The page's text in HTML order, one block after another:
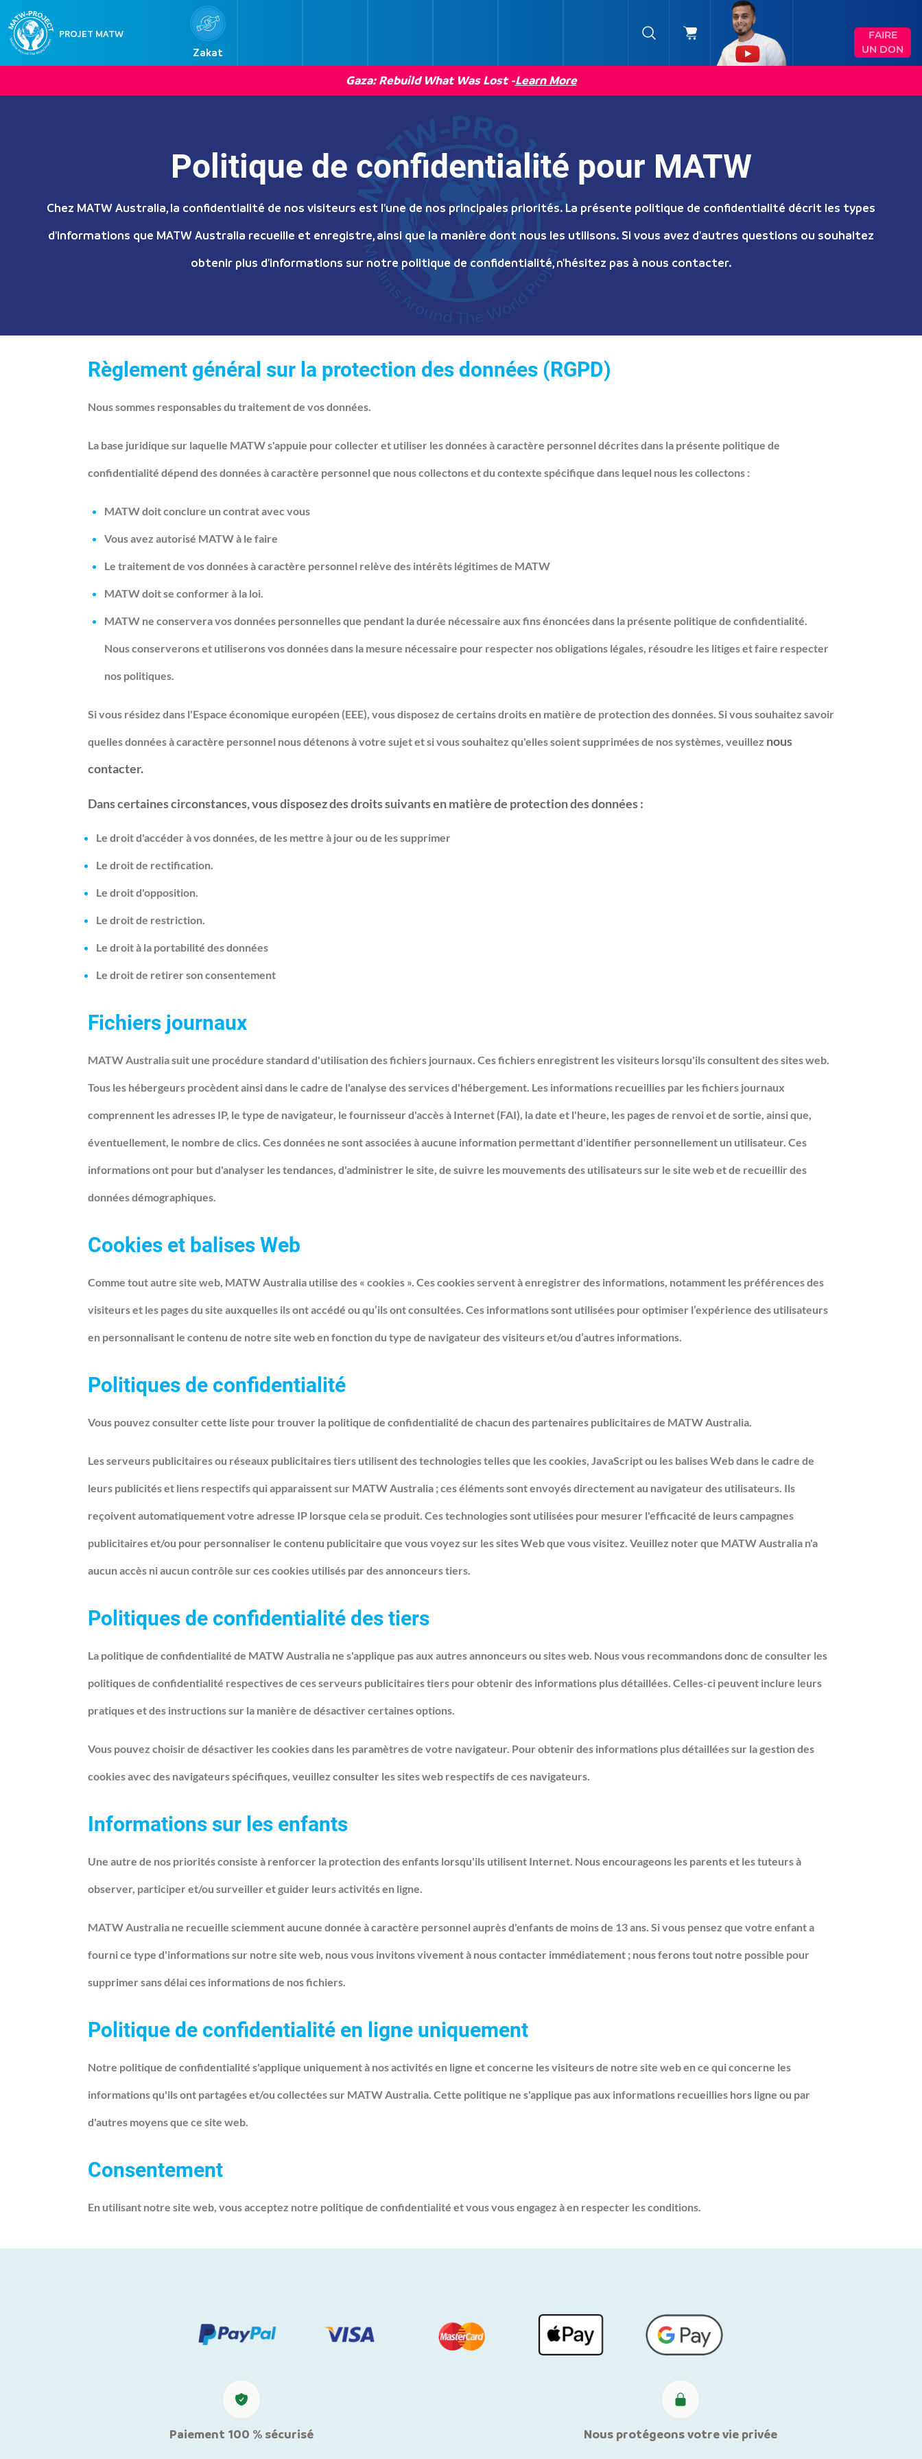
PROJET MATW
Zakat
FAIRE
UN DON
Gaza: Rebuild What Was Lost -Learn More
Politique de confidentialité pour MATW
Chez MATW Australia, la confidentialité de nos visiteurs est l'une de nos principales priorités. La présente politique de confidentialité décrit les types
d'informations que MATW Australia recueille et enregistre, ainsi que la manière dont nous les utilisons. Si vous avez d'autres questions ou souhaitez
obtenir plus d'informations sur notre politique de confidentialité, n'hésitez pas à nous contacter.
Règlement général sur la protection des données (RGPD)
Nous sommes responsables du traitement de vos données.
La base juridique sur laquelle MATW s'appuie pour collecter et utiliser les données à caractère personnel décrites dans la présente politique de
confidentialité dépend des données à caractère personnel que nous collectons et du contexte spécifique dans lequel nous les collectons :
MATW doit conclure un contrat avec vous
Vous avez autorisé MATW à le faire
Le traitement de vos données à caractère personnel relève des intérêts légitimes de MATW
MATW doit se conformer à la loi.
MATW ne conservera vos données personnelles que pendant la durée nécessaire aux fins énoncées dans la présente politique de confidentialité.
Nous conserverons et utiliserons vos données dans la mesure nécessaire pour respecter nos obligations légales, résoudre les litiges et faire respecter
nos politiques.
Si vous résidez dans l'Espace économique européen (EEE), vous disposez de certains droits en matière de protection des données. Si vous souhaitez savoir
quelles données à caractère personnel nous détenons à votre sujet et si vous souhaitez qu'elles soient supprimées de nos systèmes, veuillez nous
contacter.
Dans certaines circonstances, vous disposez des droits suivants en matière de protection des données :
Le droit d'accéder à vos données, de les mettre à jour ou de les supprimer
Le droit de rectification.
Le droit d'opposition.
Le droit de restriction.
Le droit à la portabilité des données
Le droit de retirer son consentement
Fichiers journaux
MATW Australia suit une procédure standard d'utilisation des fichiers journaux. Ces fichiers enregistrent les visiteurs lorsqu'ils consultent des sites web.
Tous les hébergeurs procèdent ainsi dans le cadre de l'analyse des services d'hébergement. Les informations recueillies par les fichiers journaux
comprennent les adresses IP, le type de navigateur, le fournisseur d'accès à Internet (FAI), la date et l'heure, les pages de renvoi et de sortie, ainsi que,
éventuellement, le nombre de clics. Ces données ne sont associées à aucune information permettant d'identifier personnellement un utilisateur. Ces
informations ont pour but d'analyser les tendances, d'administrer le site, de suivre les mouvements des utilisateurs sur le site web et de recueillir des
données démographiques.
Cookies et balises Web
Comme tout autre site web, MATW Australia utilise des « cookies ». Ces cookies servent à enregistrer des informations, notamment les préférences des
visiteurs et les pages du site auxquelles ils ont accédé ou qu’ils ont consultées. Ces informations sont utilisées pour optimiser l’expérience des utilisateurs
en personnalisant le contenu de notre site web en fonction du type de navigateur des visiteurs et/ou d’autres informations.
Politiques de confidentialité
Vous pouvez consulter cette liste pour trouver la politique de confidentialité de chacun des partenaires publicitaires de MATW Australia.
Les serveurs publicitaires ou réseaux publicitaires tiers utilisent des technologies telles que les cookies, JavaScript ou les balises Web dans le cadre de
leurs publicités et liens respectifs qui apparaissent sur MATW Australia ; ces éléments sont envoyés directement au navigateur des utilisateurs. Ils
reçoivent automatiquement votre adresse IP lorsque cela se produit. Ces technologies sont utilisées pour mesurer l'efficacité de leurs campagnes
publicitaires et/ou pour personnaliser le contenu publicitaire que vous voyez sur les sites Web que vous visitez. Veuillez noter que MATW Australia n'a
aucun accès ni aucun contrôle sur ces cookies utilisés par des annonceurs tiers.
Politiques de confidentialité des tiers
La politique de confidentialité de MATW Australia ne s'applique pas aux autres annonceurs ou sites web. Nous vous recommandons donc de consulter les
politiques de confidentialité respectives de ces serveurs publicitaires tiers pour obtenir des informations plus détaillées. Celles-ci peuvent inclure leurs
pratiques et des instructions sur la manière de désactiver certaines options.
Vous pouvez choisir de désactiver les cookies dans les paramètres de votre navigateur. Pour obtenir des informations plus détaillées sur la gestion des
cookies avec des navigateurs spécifiques, veuillez consulter les sites web respectifs de ces navigateurs.
Informations sur les enfants
Une autre de nos priorités consiste à renforcer la protection des enfants lorsqu'ils utilisent Internet. Nous encourageons les parents et les tuteurs à
observer, participer et/ou surveiller et guider leurs activités en ligne.
MATW Australia ne recueille sciemment aucune donnée à caractère personnel auprès d'enfants de moins de 13 ans. Si vous pensez que votre enfant a
fourni ce type d'informations sur notre site web, nous vous invitons vivement à nous contacter immédiatement ; nous ferons tout notre possible pour
supprimer sans délai ces informations de nos fichiers.
Politique de confidentialité en ligne uniquement
Notre politique de confidentialité s'applique uniquement à nos activités en ligne et concerne les visiteurs de notre site web en ce qui concerne les
informations qu'ils ont partagées et/ou collectées sur MATW Australia. Cette politique ne s'applique pas aux informations recueillies hors ligne ou par
d'autres moyens que ce site web.
Consentement
En utilisant notre site web, vous acceptez notre politique de confidentialité et vous vous engagez à en respecter les conditions.
Paiement 100 % sécurisé Nous protégeons votre vie privée